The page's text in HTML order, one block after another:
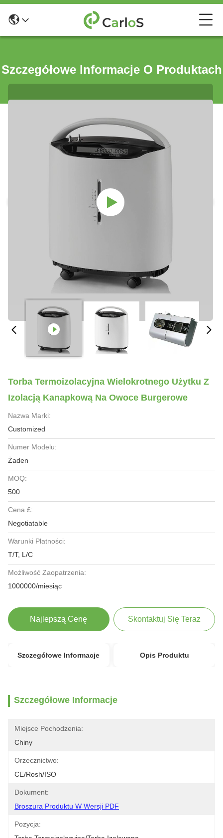
Szczegółowe Informacje O Produktach
Torba Termoizolacyjna Wielokrotnego Użytku Z
Izolacją Kanapkową Na Owoce Burgerowe
Nazwa Marki:
Customized
Numer Modelu:
Żaden
MOQ:
500
Cena £:
Negotiatable
Warunki Płatności:
T/T, L/C
Możliwość Zaopatrzenia:
1000000/miesiąc
Najlepszą Cenę Skontaktuj Się Teraz
Szczegółowe Informacje Opis Produktu
Szczegółowe Informacje
Miejsce Pochodzenia:
Chiny
Orzecznictwo:
CE/Rosh/ISO
Dokument:
Broszura Produktu W Wersji PDF
Pozycja: